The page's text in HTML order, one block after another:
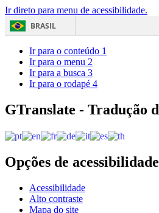
Ir direto para menu de acessibilidade.
BRASIL
Ir para o conteúdo 1
Ir para o menu 2
Ir para a busca 3
Ir para o rodapé 4
GTranslate - Tradução
Opções de acessibilidade
Acessibilidade
Alto contraste
Mapa do site